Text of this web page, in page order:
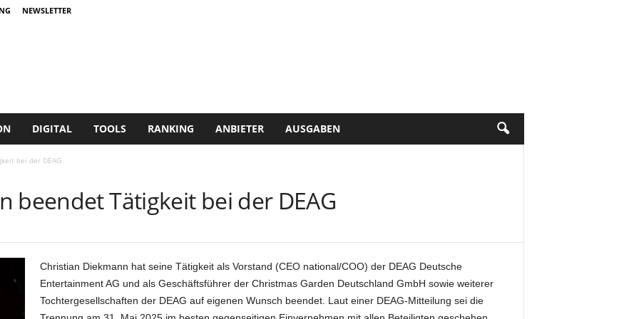
NEWSLETTER
DIGITAL TOOLS RANKING ANBIETER AUSGABEN
bei der DEAG
beendet Tätigkeit bei der DEAG
Christian Diekmann hat seine Tätigkeit als Vorstand (CEO national/COO) der DEAG Deutsche
Entertainment AG und als Geschäftsführer der Christmas Garden Deutschland GmbH sowie weiterer
Tochtergesellschaften der DEAG auf eigenen Wunsch beendet. Laut einer DEAG-Mitteilung sei die